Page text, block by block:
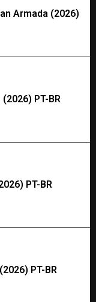
Armada (2026)
PT-BR
PT-BR
PT-BR